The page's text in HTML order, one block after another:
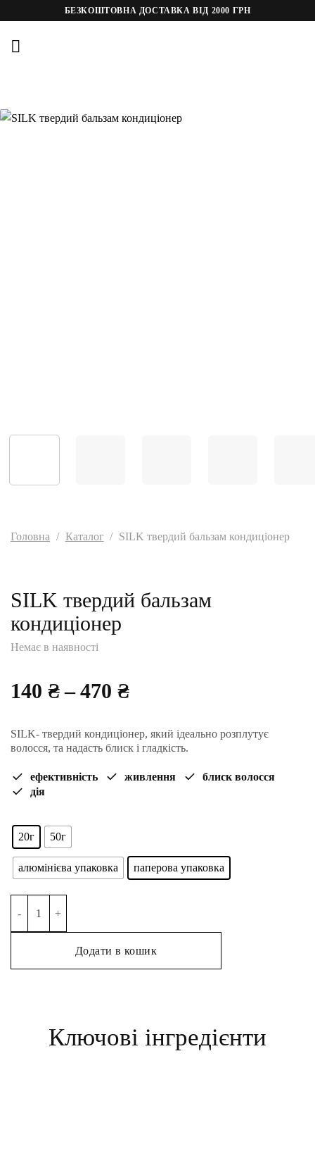
БЕЗКОШТОВНА ДОСТАВКА ВІД 2000 ГРН
Головна / Каталог / SILK твердий бальзам кондиціонер
SILK твердий бальзам
кондиціонер
Немає в наявності
140 ₴ – 470 ₴Діапазон
від
140 ₴
SILK- твердий кондиціонер, який ідеально розплутує
волосся, та надасть блиск і гладкість.
ефективність живлення
блиск волосся
дія
20г 50г
алюмінієва упаковка паперова упаковка
Додати в кошик
Ключові інгредієнти